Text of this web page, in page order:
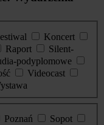
Koncert
Raport
Silent-
podyplomowe
Videocast
Poznań
Sopot